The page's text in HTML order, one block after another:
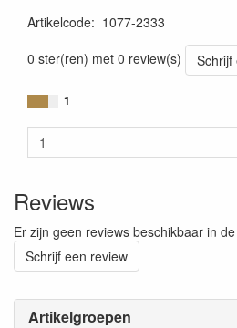
Artikelgroepen
Artikelcode: 1077-2333
0 ster(ren) met 0 review(s)
Schrijf
1
Reviews
Er zijn geen reviews beschikbaar in
Schrijf een review